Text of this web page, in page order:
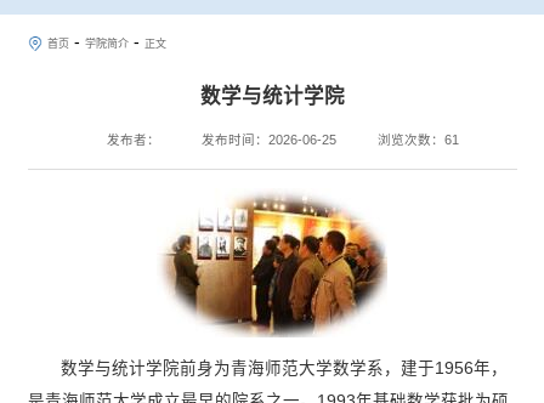
首页 - 学院简介 - 正文
数学与统计学院
发布者： 发布时间：2026-06-25 浏览次数： 61
数学与统计学院前身为青海师范大学数学系，建于1956年，